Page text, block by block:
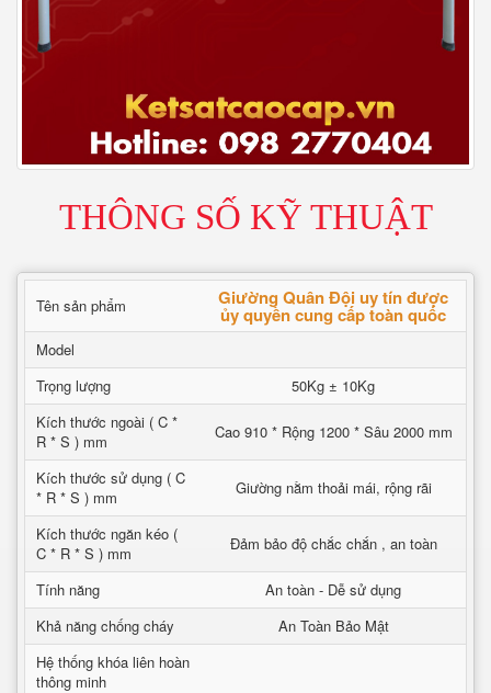
THÔNG SỐ KỸ THUẬT
Tên sản phẩm Giường Quân Đội uy tín được
ủy quyền cung cấp toàn quốc
Model
Trọng lượng
50Kg ± 10Kg
Kích thước ngoài ( C *
R * S ) mm
Cao 910 * Rộng 1200 * Sâu 2000 mm
Kích thước sử dụng ( C
* R * S ) mm
Giường nằm thoải mái, rộng rãi
Kích thước ngăn kéo (
C * R * S ) mm
Đảm bảo độ chắc chắn , an toàn
Tính năng
An toàn - Dễ sử dụng
Khả năng chống cháy
An Toàn Bảo Mật
Hệ thống khóa liên hoàn
thông minh